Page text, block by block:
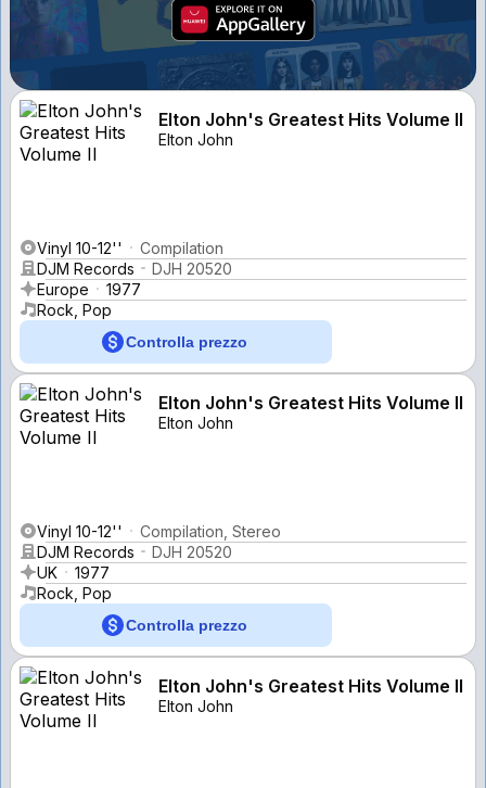
Elton John's Greatest Hits Volume II
Elton John
Vinyl 10-12''
Compilation
DJM Records
DJH 20520
Europe
1977
Rock, Pop
Controlla prezzo
Elton John's Greatest Hits Volume II
Elton John
Vinyl 10-12''
Compilation, Stereo
DJM Records
DJH 20520
UK
1977
Rock, Pop
Controlla prezzo
Elton John's Greatest Hits Volume II
Elton John